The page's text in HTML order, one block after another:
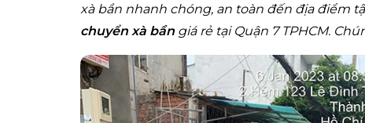
xà bần nhanh chóng, an toàn đến địa điểm
chuyển xà bần giá rẻ tại Quận 7 TPHCM.